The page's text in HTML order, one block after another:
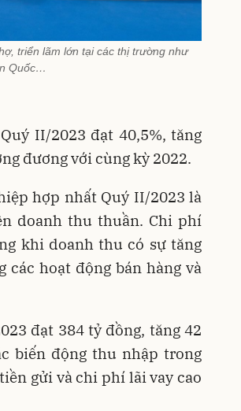
triển lãm lớn tại các thị trường như
Quốc…
II/2023 đạt 40,5%, tăng
đương với cùng kỳ 2022.
hợp nhất Quý II/2023 là
doanh thu thuần. Chi phí
khi doanh thu có sự tăng
hoạt động bán hàng và
đạt 384 tỷ đồng, tăng 42
biến động thu nhập trong
gửi và chi phí lãi vay cao